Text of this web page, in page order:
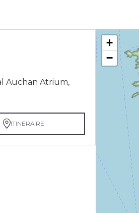
Auchan Atrium,
ITINÉRAIRE
+
−